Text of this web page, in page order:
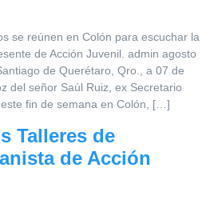
se reúnen en Colón para escuchar la
de Acción Juvenil. admin agosto
de Querétaro, Qro., a 07 de
del señor Saúl Ruiz, ex Secretario
fin de semana en Colón, […]
Talleres de
de Acción